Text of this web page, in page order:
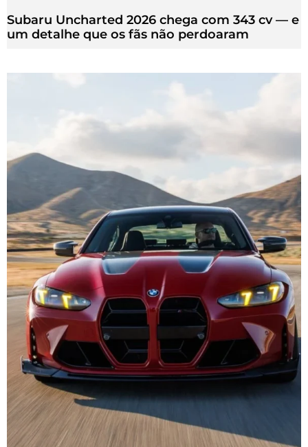
Subaru Uncharted 2026 chega com 343 cv — e
um detalhe que os fãs não perdoaram